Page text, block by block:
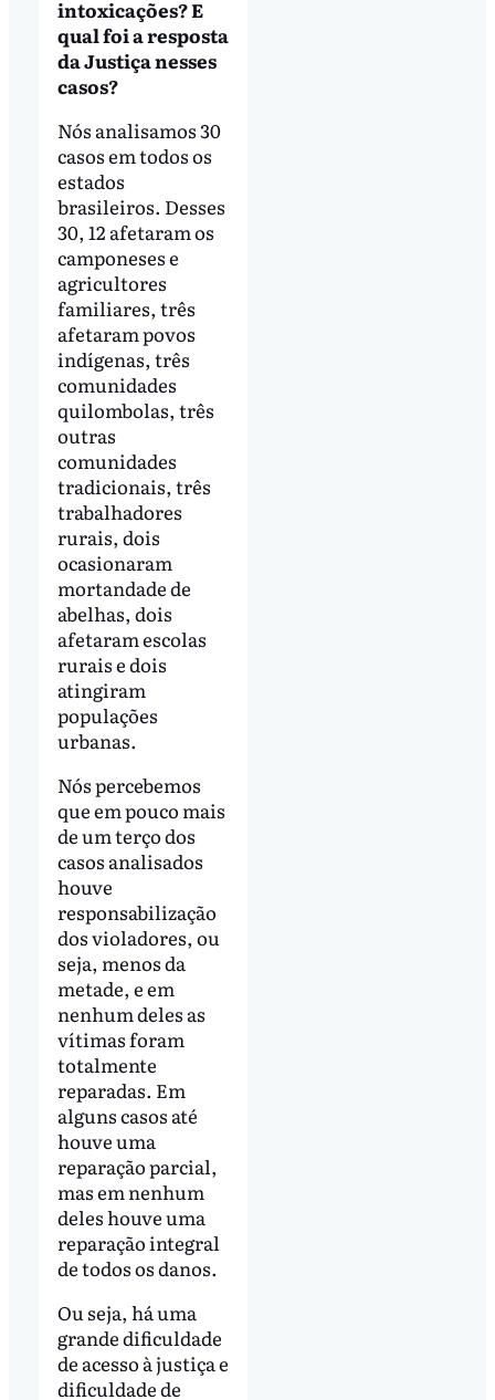
intoxicações? E
qual foi a resposta
da Justiça nesses
casos?
Nós analisamos 30
casos em todos os
estados
brasileiros. Desses
30, 12 afetaram os
camponeses e
agricultores
familiares, três
afetaram povos
indígenas, três
comunidades
quilombolas, três
outras
comunidades
tradicionais, três
trabalhadores
rurais, dois
ocasionaram
mortandade de
abelhas, dois
afetaram escolas
rurais e dois
atingiram
populações
urbanas.
Nós percebemos
que em pouco mais
de um terço dos
casos analisados
houve
responsabilização
dos violadores, ou
seja, menos da
metade, e em
nenhum deles as
vítimas foram
totalmente
reparadas. Em
alguns casos até
houve uma
reparação parcial,
mas em nenhum
deles houve uma
reparação integral
de todos os danos.
Ou seja, há uma
grande dificuldade
de acesso à justiça e
dificuldade de